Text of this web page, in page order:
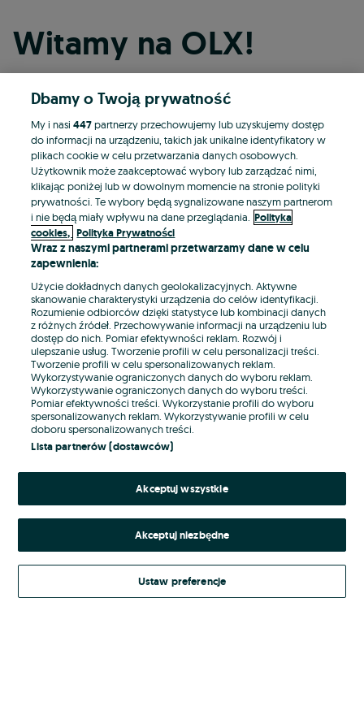
Witamy na OLX!
Kontynuuj przez Facebooka
Kontynuuj przez konto Apple
Kontynuuj przez konto Google
LUB
E-mail
Hasło
Nie pamiętasz hasła?
Zaloguj się
Kontynuując za pośrednictwem jednego z dostawców wskazanych powyżej,
Regulamin serwisuOLX.pl w jego aktualnym brzmieniu.
Dbamy o Twoją prywatność
My i nasi447partnerzy przechowujemy lub uzyskujemy dostęp
do informacji na urządzeniu, takich jak unikalne identyfikatory w
plikach cookie w celu przetwarzania danych osobowych.
Użytkownik może zaakceptować wybory lub zarządzać nimi,
klikając poniżej lub w dowolnym momencie na stronie polityki
prywatności. Te wybory będą sygnalizowane naszym partnerom
i nie będą miały wpływu na dane przeglądania. Polityka
cookies, Polityka Prywatności
Wraz z naszymi partnerami przetwarzamy dane w celu
zapewnienia:
Użycie dokładnych danych geolokalizacyjnych. Aktywne
skanowanie charakterystyki urządzenia do celów identyfikacji.
Rozumienie odbiorców dzięki statystyce lub kombinacji danych
z różnych źródeł. Przechowywanie informacji na urządzeniu lub
dostęp do nich. Pomiar efektywności reklam. Rozwój i
ulepszanie usług. Tworzenie profili w celu personalizacji treści.
Tworzenie profili w celu spersonalizowanych reklam.
Wykorzystywanie ograniczonych danych do wyboru reklam.
Wykorzystywanie ograniczonych danych do wyboru treści.
Pomiar efektywności treści. Wykorzystanie profili do wyboru
spersonalizowanych reklam. Wykorzystywanie profili w celu
doboru spersonalizowanych treści.
Lista partnerów (dostawców)
Akceptuj wszystkie
Akceptuj niezbędne
Ustaw preferencje